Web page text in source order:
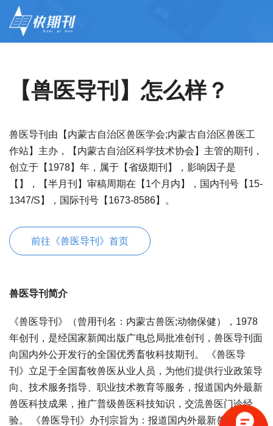
【兽医导刊】怎么样？
兽医导刊由【内蒙古自治区兽医学会;内蒙古自治区兽医工
作站】主办，【内蒙古自治区科学技术协会】主管的期刊，
创立于【1978】年，属于【省级期刊】，影响因子是
【】，【半月刊】审稿周期在【1个月内】，国内刊号【15-
1347/S】，国际刊号【1673-8586】。
前往《兽医导刊》首页
兽医导刊简介
《兽医导刊》（曾用刊名：内蒙古兽医;动物保健），1978
年创刊，是经国家新闻出版广电总局批准创刊，兽医导刊面
向国内外公开发行的全国优秀畜牧科技期刊。 《兽医导
刊》立足于全国畜牧兽医从业人员，为他们提供行业政策导
向、技术服务指导、职业技术教育等服务，报道国内外最新
兽医科技成果，推广普级兽医科技知识，交流兽医门诊经
验。 《兽医导刊》办刊宗旨为：报道国内外最新兽医科技